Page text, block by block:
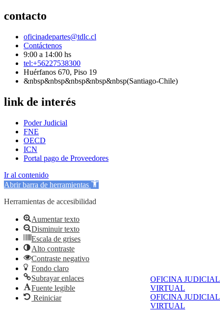
OFICINA JUDICIAL
VIRTUAL
OFICINA JUDICIAL
VIRTUAL
contacto
oficinadepartes@tdlc.cl
Contáctenos
9:00 a 14:00 hs
tel:+56227538300
Huérfanos 670, Piso 19
&nbsp&nbsp&nbsp&nbsp&nbsp(Santiago-Chile)
link de interés
Poder Judicial
FNE
OECD
ICN
Portal pago de Proveedores
Ir al contenido
Abrir barra de herramientas
Herramientas de accesibilidad
Aumentar texto
Disminuir texto
Escala de grises
Alto contraste
Contraste negativo
Fondo claro
Subrayar enlaces
Fuente legible
Reiniciar